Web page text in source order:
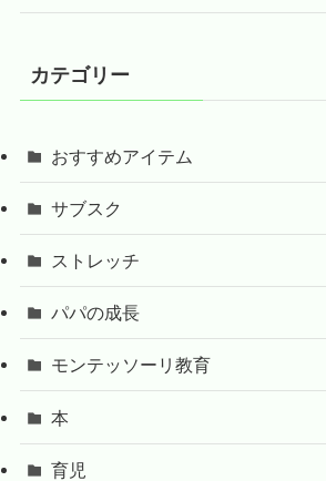
カテゴリー
おすすめアイテム
サブスク
ストレッチ
パパの成長
モンテッソーリ教育
本
育児